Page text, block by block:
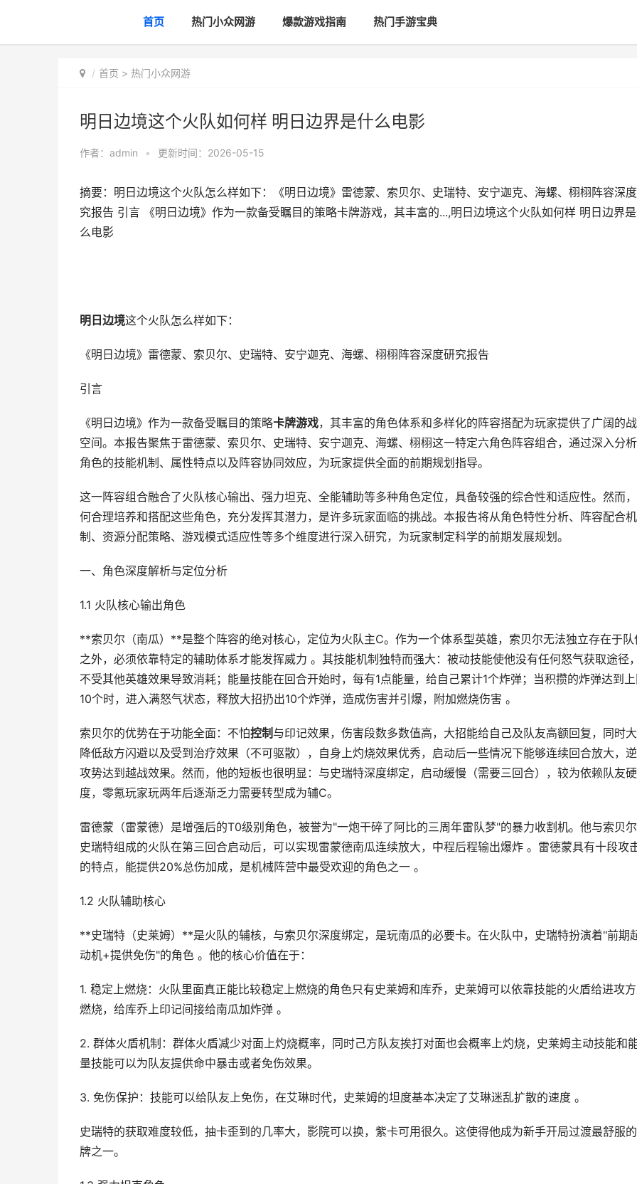
首页 热门小众网游 爆款游戏指南 热门手游宝典
首页 > 热门小众网游
明日边境这个火队如何样 明日边界是什么电影
作者： admin • 更新时间：2026-05-15
摘要：明日边境这个火队怎么样如下：《明日边境》雷德蒙、索贝尔、史瑞特、安宁迦克、海螺、栩栩阵容深
究报告 引言 《明日边境》作为一款备受瞩目的策略卡牌游戏，其丰富的...,明日边境这个火队如何样 明日边界
么电影
明日边境这个火队怎么样如下：
《明日边境》雷德蒙、索贝尔、史瑞特、安宁迦克、海螺、栩栩阵容深度研究报告
引言
《明日边境》作为一款备受瞩目的策略卡牌游戏，其丰富的角色体系和多样化的阵容搭配为玩家提供了广阔的
空间。本报告聚焦于雷德蒙、索贝尔、史瑞特、安宁迦克、海螺、栩栩这一特定六角色阵容组合，通过深入分
角色的技能机制、属性特点以及阵容协同效应，为玩家提供全面的前期规划指导。
这一阵容组合融合了火队核心输出、强力坦克、全能辅助等多种角色定位，具备较强的综合性和适应性。然而
何合理培养和搭配这些角色，充分发挥其潜力，是许多玩家面临的挑战。本报告将从角色特性分析、阵容配合机
制、资源分配策略、游戏模式适应性等多个维度进行深入研究，为玩家制定科学的前期发展规划。
一、角色深度解析与定位分析
1.1 火队核心输出角色
**索贝尔（南瓜）**是整个阵容的绝对核心，定位为火队主C。作为一个体系型英雄，索贝尔无法独立存在于队
之外，必须依靠特定的辅助体系才能发挥威力 。其技能机制独特而强大：被动技能使他没有任何怒气获取途径，
不受其他英雄效果导致消耗；能量技能在回合开始时，每有1点能量，给自己累计1个炸弹；当积攒的炸弹达到
10个时，进入满怒气状态，释放大招扔出10个炸弹，造成伤害并引爆，附加燃烧伤害 。
索贝尔的优势在于功能全面：不怕控制 与印记效果，伤害段数多数值高，大招能给自己及队友高额回复，同时
降低敌方闪避以及受到治疗效果（不可驱散），自身上灼烧效果优秀，启动后一些情况下能够连续回合放大，
攻势达到越战效果。然而，他的短板也很明显：与史瑞特深度绑定，启动缓慢（需要三回合），较为依赖队友硬
度，零氪玩家玩两年后逐渐乏力需要转型成为辅C。
雷德蒙（雷蒙德）是增强后的T0级别角色，被誉为"一炮干碎了阿比的三周年雷队梦"的暴力收割机。他与索贝尔
史瑞特组成的火队在第三回合启动后，可以实现雷蒙德南瓜连续放大，中程后程输出爆炸 。雷德蒙具有十段攻
的特点，能提供20%总伤加成，是机械阵营中最受欢迎的角色之一 。
1.2 火队辅助核心
**史瑞特（史莱姆）**是火队的辅核，与索贝尔深度绑定，是玩南瓜的必要卡。在火队中，史瑞特扮演着"前期
动机+提供免伤"的角色 。他的核心价值在于：
1. 稳定上燃烧：火队里面真正能比较稳定上燃烧的角色只有史莱姆和库乔，史莱姆可以依靠技能的火盾给进攻
燃烧，给库乔上印记间接给南瓜加炸弹 。
2. 群体火盾机制：群体火盾减少对面上灼烧概率，同时己方队友挨打对面也会概率上灼烧，史莱姆主动技能和
量技能可以为队友提供命中暴击或者免伤效果。
3. 免伤保护：技能可以给队友上免伤，在艾琳时代，史莱姆的坦度基本决定了艾琳迷乱扩散的速度 。
史瑞特的获取难度较低，抽卡歪到的几率大，影院可以换，紫卡可用很久。这使得他成为新手开局过渡最舒服
牌之一。